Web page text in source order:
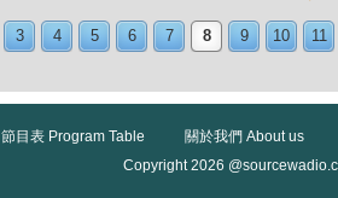
3 4 5 6 7 8 9 10 11
節目表 Program Table
關於我們 About us
Copyright 2026